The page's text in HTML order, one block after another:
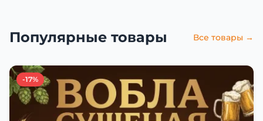
Популярные товары Все товары →
-17%